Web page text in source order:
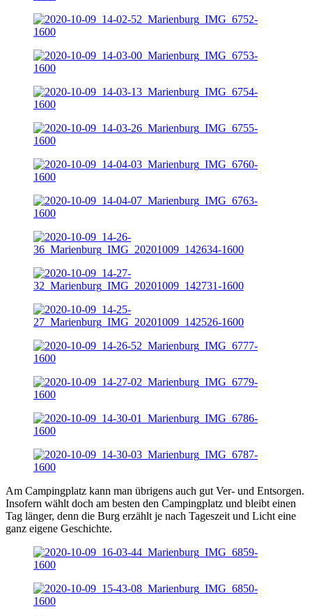
Am Campingplatz kann man übrigens auch gut Ver- und Entsorgen.
Insofern wählt doch am besten den Campingplatz und bleibt einen
Tag länger, denn die Burg erzählt je nach Tageszeit und Licht eine
ganz eigene Geschichte.